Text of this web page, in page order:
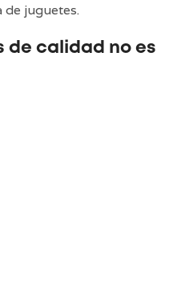
de juguetes.
de calidad no es